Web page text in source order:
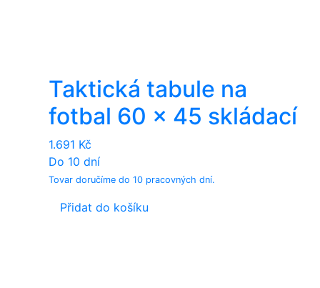
Taktická tabule na
fotbal 60 x 45 skládací
1.691 Kč
Do 10 dní
Tovar doručíme do 10 pracovných dní.
Přidat do košíku